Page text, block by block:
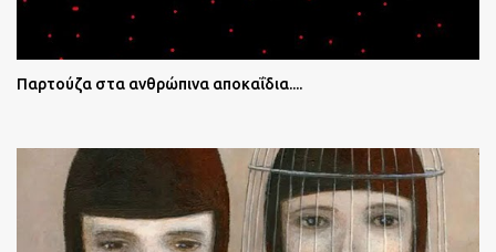
Παρτούζα στα ανθρώπινα αποκαΐδια....